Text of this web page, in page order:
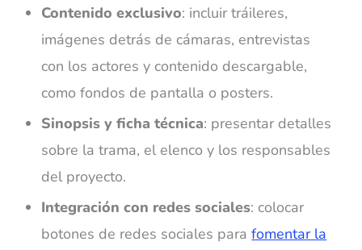
Contenido exclusivo: incluir tráileres,
imágenes detrás de cámaras, entrevistas
con los actores y contenido descargable,
como fondos de pantalla o posters.
Sinopsis y ficha técnica: presentar detalles
sobre la trama, el elenco y los responsables
del proyecto.
Integración con redes sociales: colocar
botones de redes sociales parafomentar la